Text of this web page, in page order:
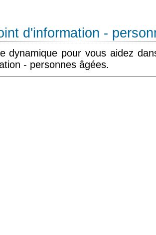
d'information -
dynamique pour vous aidez
- personnes âgées.